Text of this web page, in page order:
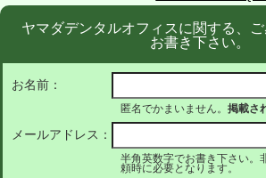
ヤマダデンタルオフィスに関する、
お書き下さい。
お名前：
匿名でかまいません。 掲載さ
メールアドレス：
半角英数字でお書き下さい。
頼時に必要となります。